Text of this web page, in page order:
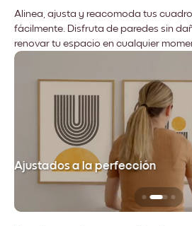
Alinea, ajusta y reacomoda tus
fácilmente. Disfruta de paredes sin
renovar tu espacio en cualquier
Ajustados a la perfección